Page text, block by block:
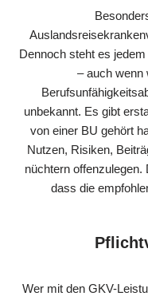
Dennoch steht es
– auch wenn
unbekannt. Es gibt
von einer BU gehört
Nutzen, Risiken,
nüchtern
dass die
Wer mit den GKV-